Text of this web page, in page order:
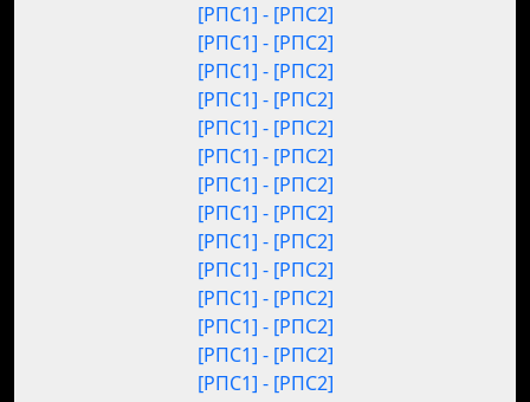
[РПС1] - [РПС2]
[РПС1] - [РПС2]
[РПС1] - [РПС2]
[РПС1] - [РПС2]
[РПС1] - [РПС2]
[РПС1] - [РПС2]
[РПС1] - [РПС2]
[РПС1] - [РПС2]
[РПС1] - [РПС2]
[РПС1] - [РПС2]
[РПС1] - [РПС2]
[РПС1] - [РПС2]
[РПС1] - [РПС2]
[РПС1] - [РПС2]